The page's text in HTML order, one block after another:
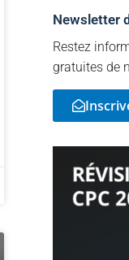
Newsletter
Restez
gratuites de